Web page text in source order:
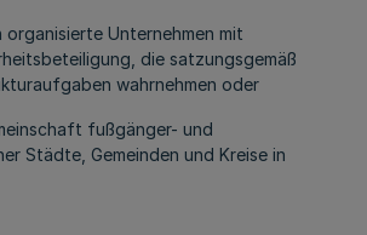
Unternehmen mit
die satzungsgemäß
wahrnehmen oder
fußgänger- und
Städte, Gemeinden und Kreise in